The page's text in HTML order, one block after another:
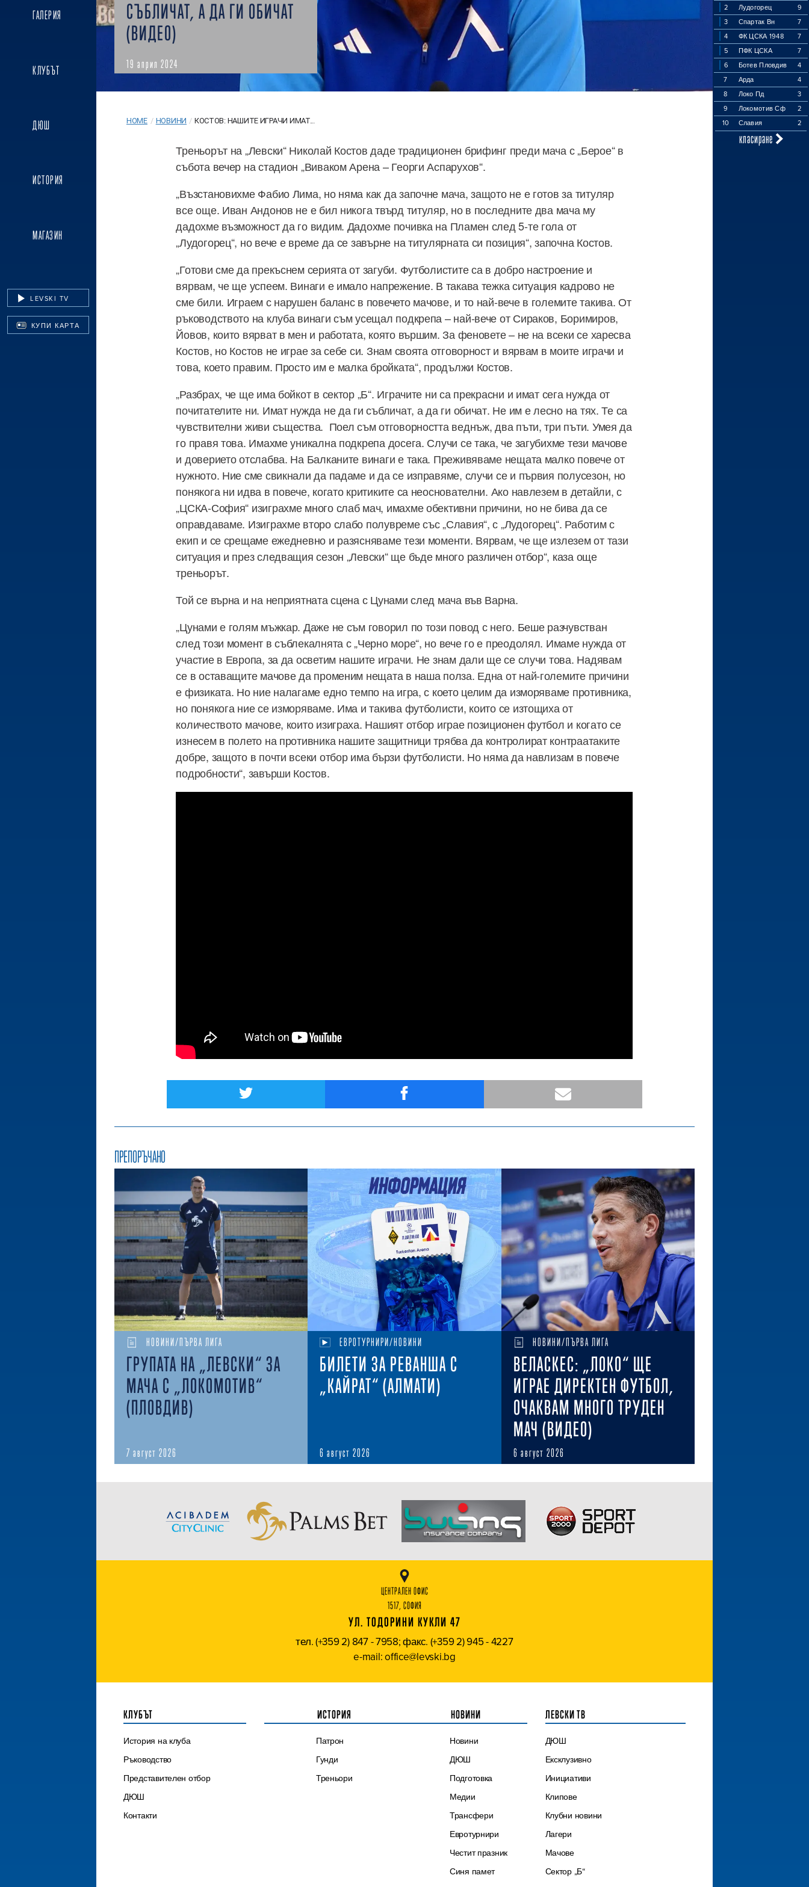
ГАЛЕРИЯ
КЛУБЪТ
ДЮШ
ИСТОРИЯ
МАГАЗИН
LEVSKI TV
КУПИ КАРТА
2 Лудогорец
9
3
Спартак Вн
7
4
ФК ЦСКА 1948
7
5
ПФК ЦСКА
7
6
Ботев Пловдив
4
7
Арда
4
8
Локо Пд
3
9
Локомотив Сф
2
10
Славия 2
класиране
СЪБЛИЧАТ, А ДА ГИ ОБИЧАТ
(ВИДЕО)
19 април 2024
HOME / НОВИНИ / КОСТОВ: НАШИТЕ ИГРАЧИ ИМАТ...
Треньорът на „Левски“ Николай Костов даде традиционен брифинг преди мача с „Берое“ в
събота вечер на стадион „Виваком Арена – Георги Аспарухов“.
„Възстановихме Фабио Лима, но няма как да започне мача, защото не е готов за титуляр
все още. Иван Андонов не е бил никога твърд титуляр, но в последните два мача му
дадохме възможност да го видим. Дадохме почивка на Пламен след 5-те гола от
„Лудогорец“, но вече е време да се завърне на титулярната си позиция“, започна Костов.
„Готови сме да прекъснем серията от загуби. Футболистите са в добро настроение и
вярвам, че ще успеем. Винаги е имало напрежение. В такава тежка ситуация кадрово не
сме били. Играем с нарушен баланс в повечето мачове, и то най-вече в големите такива. От
ръководството на клуба винаги съм усещал подкрепа – най-вече от Сираков, Боримиров,
Йовов, които вярват в мен и работата, която вършим. За феновете – не на всеки се харесва
Костов, но Костов не играе за себе си. Знам своята отговорност и вярвам в моите играчи и
това, което правим. Просто им е малка бройката“, продължи Костов.
„Разбрах, че ще има бойкот в сектор „Б“. Играчите ни са прекрасни и имат сега нужда от
почитателите ни. Имат нужда не да ги събличат, а да ги обичат. Не им е лесно на тях. Те са
чувствителни живи същества. Поел съм отговорността веднъж, два пъти, три пъти. Умея да
го правя това. Имахме уникална подкрепа досега. Случи се така, че загубихме тези мачове
и доверието отслабва. На Балканите винаги е така. Преживяваме нещата малко повече от
нужното. Ние сме свикнали да падаме и да се изправяме, случи се и първия полусезон, но
понякога ни идва в повече, когато критиките са неоснователни. Ако навлезем в детайли, с
„ЦСКА-София“ изиграхме много слаб мач, имахме обективни причини, но не бива да се
оправдаваме. Изиграхме второ слабо полувреме със „Славия“, с „Лудогорец“. Работим с
екип и се срещаме ежедневно и разясняваме тези моменти. Вярвам, че ще излезем от тази
ситуация и през следващия сезон „Левски“ ще бъде много различен отбор“, каза още
треньорът.
Той се върна и на неприятната сцена с Цунами след мача във Варна.
„Цунами е голям мъжкар. Даже не съм говорил по този повод с него. Беше разчувстван
след този момент в съблекалнята с „Черно море“, но вече го е преодолял. Имаме нужда от
участие в Европа, за да осветим нашите играчи. Не знам дали ще се случи това. Надявам
се в оставащите мачове да променим нещата в наша полза. Една от най-големите причини
е физиката. Но ние налагаме едно темпо на игра, с което целим да изморяваме противника,
но понякога ние се изморяваме. Има и такива футболисти, които се изтощиха от
количеството мачове, които изиграха. Нашият отбор играе позиционен футбол и когато се
изнесем в полето на противника нашите защитници трябва да контролират контраатаките
добре, защото в почти всеки отбор има бързи футболисти. Но няма да навлизам в повече
подробности“, завърши Костов.
ПРЕПОРЪЧАНО
НОВИНИ/ПЪРВА ЛИГА
ГРУПАТА НА „ЛЕВСКИ“ ЗА
МАЧА С „ЛОКОМОТИВ“
(ПЛОВДИВ)
7 август 2026
ЕВРОТУРНИРИ/НОВИНИ
БИЛЕТИ ЗА РЕВАНША С
„КАЙРАТ“ (АЛМАТИ)
6 август 2026
НОВИНИ/ПЪРВА ЛИГА
ВЕЛАСКЕС: „ЛОКО“ ЩЕ
ИГРАЕ ДИРЕКТЕН ФУТБОЛ,
ОЧАКВАМ МНОГО ТРУДЕН
МАЧ (ВИДЕО)
6 август 2026
ЦЕНТРАЛЕН ОФИС
1517, СОФИЯ
УЛ. ТОДОРИНИ КУКЛИ 47
тел. (+359 2) 847 - 7958; факс. (+359 2) 945 - 4227
e-mail: office@levski.bg
КЛУБЪТ
История на клуба
Ръководство
Представителен отбор
ДЮШ
Контакти
ИСТОРИЯ
Патрон
Гунди
Треньори
НОВИНИ
Новини
ДЮШ
Подготовка
Медии
Трансфери
Евротурнири
Честит празник
Синя памет
ЛЕВСКИ ТВ
ДЮШ
Ексклузивно
Инициативи
Клипове
Клубни новини
Лагери
Мачове
Сектор „Б“